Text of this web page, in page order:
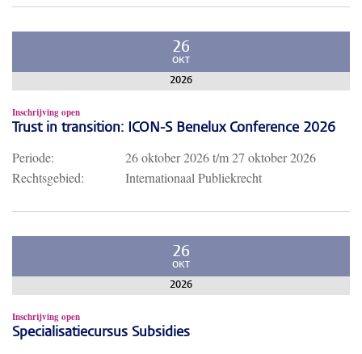
26
OKT
2026
Inschrijving open
Trust in transition: ICON-S Benelux Conference 2026
Periode: 26 oktober 2026t/m27 oktober 2026
Rechtsgebied:
Internationaal Publiekrecht
26
OKT
2026
Inschrijving open
Specialisatiecursus Subsidies